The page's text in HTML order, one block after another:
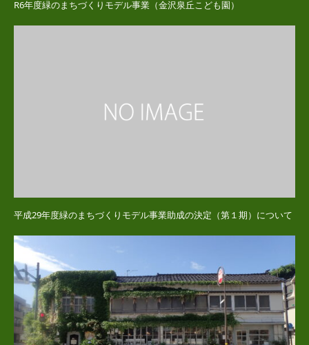
R6年度緑のまちづくりモデル事業（金沢泉丘こども園）
平成29年度緑のまちづくりモデル事業助成の決定（第１期）について